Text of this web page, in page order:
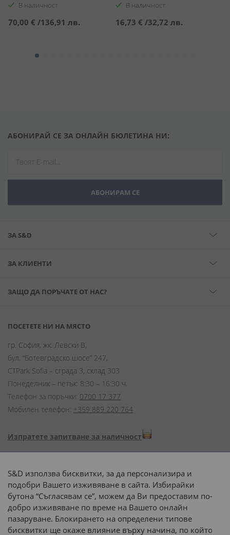
В наличност
70,00 € /136,91 лв.
В наличност
16,73 € /32,72 лв.
АБОНИРАЙ СЕ ЗА ОНЛАЙН БЮЛЕТИНА НИ:
АБОНИРАМ СЕ
ЗА S&D
ЗА КЛИЕНТИ
ЗАЩО ДА ПОРЪЧАТЕ ОТ НАС?
ПОСЕТЕТЕ НИ НА МЯСТО
гр. София, жк. Левски В,
бул. “Ботевградско шосе” 247,
CTPark Sofia – сграда 3, склад 303
Понеделник – петък: 8:30 – 16:30 ч.
Телефон за поръчки: 0700 17 377
Мобилен телефон: +359 889 220 764
Изпратете запитване за наличност
Начини на плащане:
Доставка до адрес с:
S&D използва бисквитки, за да персонализира и
подобри Вашето изживяване в сайта. Избирайки
бутона “Съгласявам се”, можем да Ви предоставим по-
добро изживяване по време на Вашето онлайн
пазаруване. Блокирането на определени типове
бисквитки ще окаже влияние върху начина, по който